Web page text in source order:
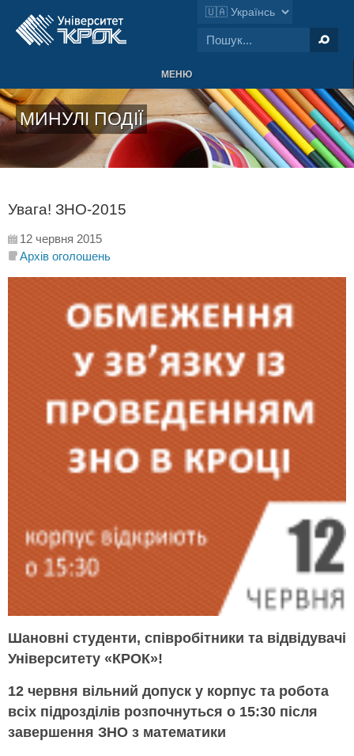
МЕНЮ
МИНУЛІ ПОДІЇ
Увага! ЗНО-2015
12 червня 2015
Архів оголошень
Шановні студенти, співробітники та відвідувачі
Університету «КРОК»!
12 червня вільний допуск у корпус та робота
всіх підрозділів розпочнуться о 15:30 після
завершення ЗНО з математики